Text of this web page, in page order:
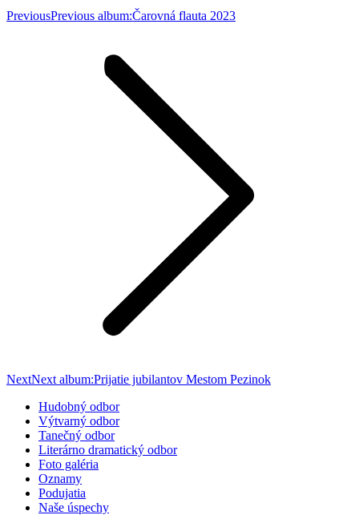
PreviousPrevious album:Čarovná flauta 2023
NextNext album:Prijatie jubilantov Mestom Pezinok
Hudobný odbor
Výtvarný odbor
Tanečný odbor
Literárno dramatický odbor
Foto galéria
Oznamy
Podujatia
Naše úspechy